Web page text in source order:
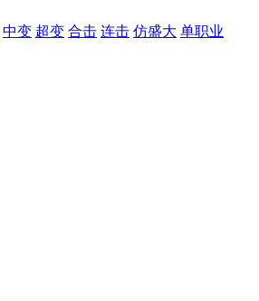
中变 超变 合击 连击 仿盛大 单职业